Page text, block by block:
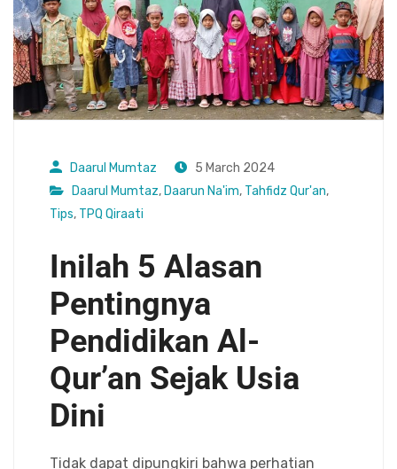
Daarul Mumtaz
5 March 2024
Daarul Mumtaz, Daarun Na'im, Tahfidz Qur'an,
Tips, TPQ Qiraati
Inilah 5 Alasan
Pentingnya
Pendidikan Al-
Qur’an Sejak Usia
Dini
Tidak dapat dipungkiri bahwa perhatian